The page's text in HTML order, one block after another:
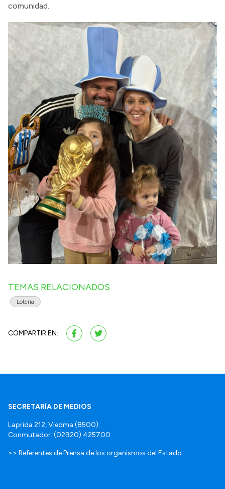
comunidad.
TEMAS RELACIONADOS
Lotería
COMPARTIR EN:
SECRETARÍA DE MEDIOS
Laprida 212, Viedma (8500).
Conmutador: (02920) 425700
>> Referentes de Prensa de los organismos del Estado